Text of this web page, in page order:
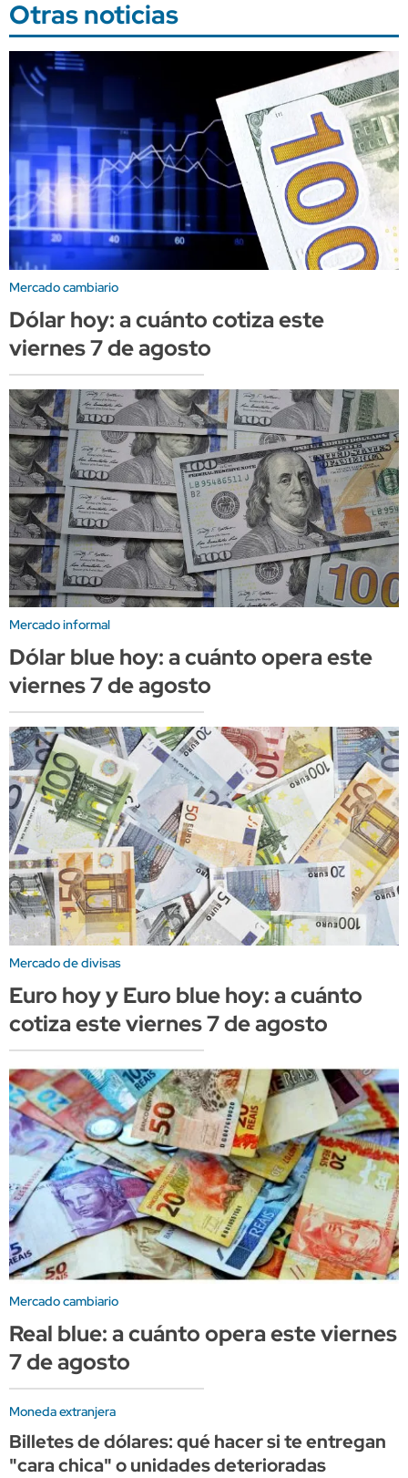
Otras noticias
Mercado cambiario
Dólar hoy: a cuánto cotiza este
viernes 7 de agosto
Mercado informal
Dólar blue hoy: a cuánto opera este
viernes 7 de agosto
Mercado de divisas
Euro hoy y Euro blue hoy: a cuánto
cotiza este viernes 7 de agosto
Mercado cambiario
Real blue: a cuánto opera este viernes
7 de agosto
Moneda extranjera
Billetes de dólares: qué hacer si te entregan
"cara chica" o unidades deterioradas